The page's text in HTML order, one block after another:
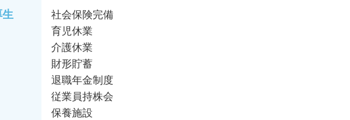
生
社会保険完備
育児休業
介護休業
財形貯蓄
退職年金制度
従業員持株会
保養施設